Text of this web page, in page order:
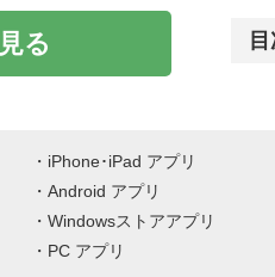
見る
iPhone･iPad アプリ
Android アプリ
Windowsストアアプリ
PC アプリ